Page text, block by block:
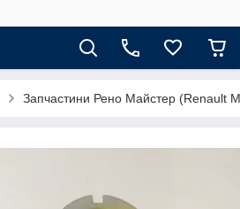
Запчастини Рено Майстер (Renault